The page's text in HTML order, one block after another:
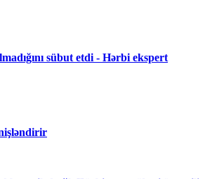
sübut etdi - Hərbi ekspert